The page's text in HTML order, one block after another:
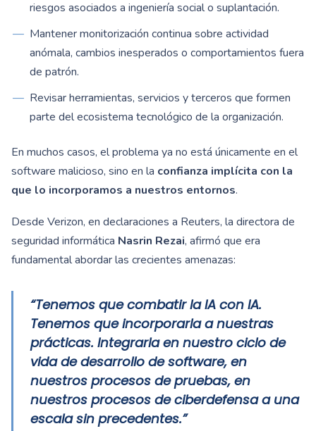
riesgos asociados a ingeniería social o suplantación.
Mantener monitorización continua sobre actividad
anómala, cambios inesperados o comportamientos fuera
de patrón.
Revisar herramientas, servicios y terceros que formen
parte del ecosistema tecnológico de la organización.
En muchos casos, el problema ya no está únicamente en el
software malicioso, sino en la confianza implícita con la
que lo incorporamos a nuestros entornos.
Desde Verizon, en declaraciones a Reuters, la directora de
seguridad informática Nasrin Rezai, afirmó que era
fundamental abordar las crecientes amenazas:
“Tenemos que combatir la IA con IA.
Tenemos que incorporarla a nuestras
prácticas. Integrarla en nuestro ciclo de
vida de desarrollo de software, en
nuestros procesos de pruebas, en
nuestros procesos de ciberdefensa a una
escala sin precedentes.”